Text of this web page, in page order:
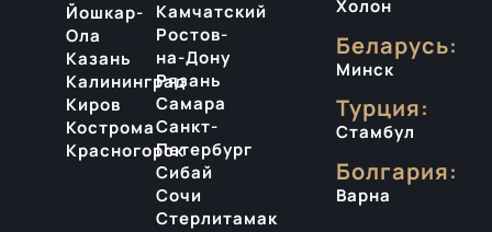
Йошкар-
Ола
Казань
Калининград
Киров
Кострома
Красногорск
Камчатский
Ростов-
на-Дону
Рязань
Самара
Санкт-
Петербург
Сибай
Сочи
Стерлитамак
Холон
Беларусь:
Минск
Турция:
Стамбул
Болгария:
Варна